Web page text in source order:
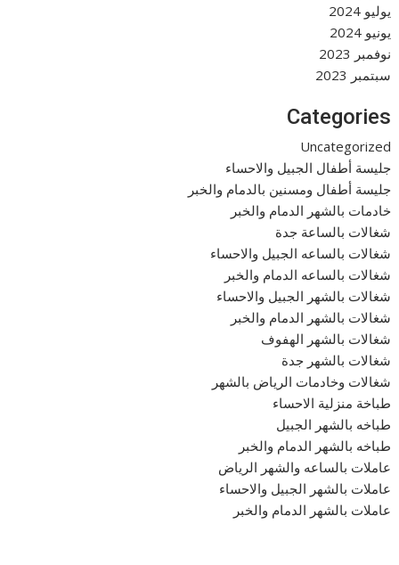
يوليو 2024
يونيو 2024
نوفمبر 2023
سبتمبر 2023
Categories
Uncategorized
جليسة أطفال الجبيل والاحساء
جليسة أطفال ومسنين بالدمام والخبر
خادمات بالشهر الدمام والخبر
شغالات بالساعة جدة
شغالات بالساعه الجبيل والاحساء
شغالات بالساعه الدمام والخبر
شغالات بالشهر الجبيل والاحساء
شغالات بالشهر الدمام والخبر
شغالات بالشهر الهفوف
شغالات بالشهر جدة
شغالات وخادمات الرياض بالشهر
طباخة منزلية الاحساء
طباخه بالشهر الجبيل
طباخه بالشهر الدمام والخبر
عاملات بالساعه والشهر الرياض
عاملات بالشهر الجبيل والاحساء
عاملات بالشهر الدمام والخبر